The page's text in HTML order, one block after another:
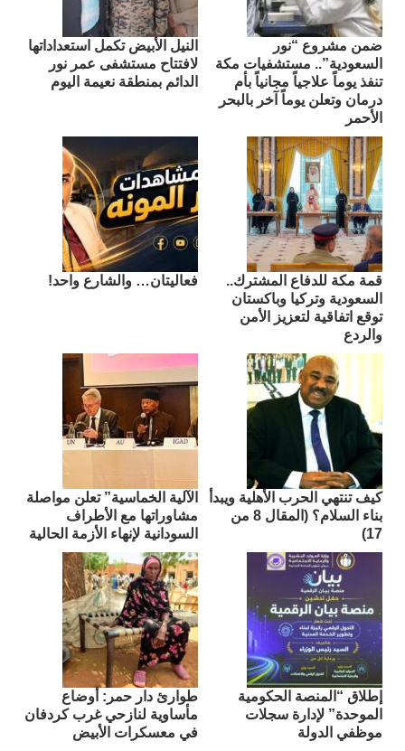
ضمن مشروع “نور
السعودية”.. مستشفيات مكة
تنفذ يوماً علاجياً مجانياً بأم
درمان وتعلن يوماً آخر بالبحر
الأحمر
النيل الأبيض تكمل استعداداتها
لافتتاح مستشفى عمر نور
الدائم بمنطقة نعيمة اليوم
قمة مكة للدفاع المشترك..
السعودية وتركيا وباكستان
توقع اتفاقية لتعزيز الأمن
والردع
فعاليتان… والشارع واحد!
كيف تنتهي الحرب الأهلية ويبدأ
بناء السلام؟ (المقال 8 من
17)
الآلية الخماسية” تعلن مواصلة
مشاوراتها مع الأطراف
السودانية لإنهاء الأزمة الحالية
إطلاق “المنصة الحكومية
الموحدة” لإدارة سجلات
موظفي الدولة
طوارئ دار حمر: أوضاع
مأساوية لنازحي غرب كردفان
في معسكرات الأبيض